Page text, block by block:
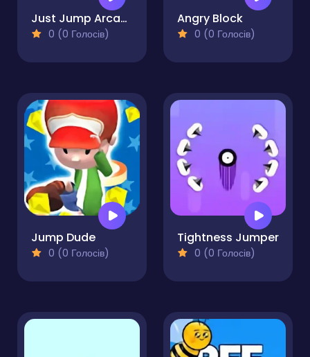
Just Jump Arcade
0 (0 Голосів)
Angry Block
0 (0 Голосів)
Jump Dude
0 (0 Голосів)
Tightness Jumper
0 (0 Голосів)